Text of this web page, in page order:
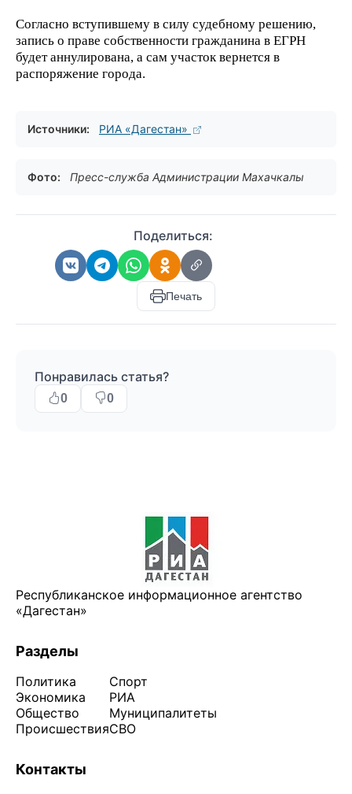
Согласно вступившему в силу судебному решению,
запись о праве собственности гражданина в ЕГРН
будет аннулирована, а сам участок вернется в
распоряжение города.
Источники: РИА «Дагестан»
Фото: Пресс-служба Администрации Махачкалы
Поделиться:
Печать
Понравилась статья?
0 0
Республиканское информационное агентство
«Дагестан»
Разделы
Политика
Экономика
Общество
Происшествия
Спорт
РИА
Муниципалитеты
СВО
Контакты